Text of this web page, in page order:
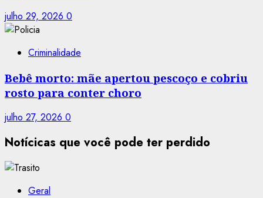
julho 29, 2026 0
Criminalidade
Bebê morto: mãe apertou pescoço e cobriu
rosto para conter choro
julho 27, 2026 0
Notícicas que você pode ter perdido
Geral